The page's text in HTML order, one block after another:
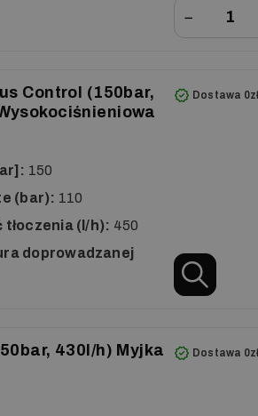
−
Control (150bar,
150
(bar): 110
tłoczenia (l/h): 450
doprowadzanej
Dostawa 0zł
430l/h) Myjka
Dostawa 0zł